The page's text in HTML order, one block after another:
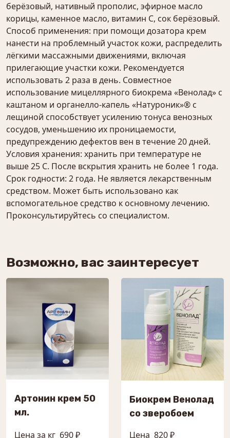
берёзовый, нативный прополис, эфирное масло
корицы, каменное масло, витамин С, сок берёзовый.
Способ применения: при помощи дозатора крем
нанести на проблемный участок кожи, распределить
лёгкими массажными движениями, включая
прилегающие участки кожи. Рекомендуется
использовать 2 раза в день. Совместное
использование мицеллярного биокрема «Венолад» с
каштаном и органелло-капель «Натуроник»® с
лещиной способствует усилению тонуса венозных
сосудов, уменьшению их проницаемости,
предупреждению дефектов вен в течение 20 дней.
Условия хранения: хранить при температуре не
выше 25 С. После вскрытия хранить не более 1 года.
Срок годности: 2 года. Не является лекарственным
средством. Может быть использовано как
вспомогательное средство к основному лечению.
Проконсультируйтесь со специалистом.
Возможно, вас заинтересует
Артонин крем 50
мл.
Цена за кг 690 ₽
Биокрем Венолад
со зверобоем
Цена 820 ₽